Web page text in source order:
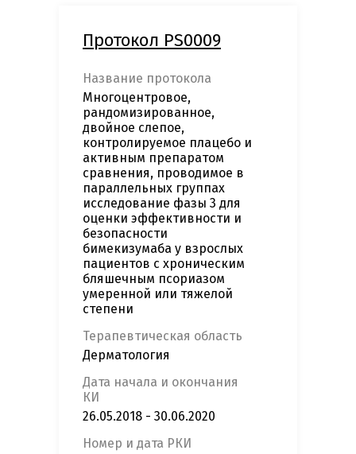
Протокол PS0009
Название протокола
Многоцентровое,
рандомизированное,
двойное слепое,
контролируемое плацебо и
активным препаратом
сравнения, проводимое в
параллельных группах
исследование фазы 3 для
оценки эффективности и
безопасности
бимекизумаба у взрослых
пациентов с хроническим
бляшечным псориазом
умеренной или тяжелой
степени
Терапевтическая область
Дерматология
Дата начала и окончания
КИ
26.05.2018 - 30.06.2020
Номер и дата РКИ